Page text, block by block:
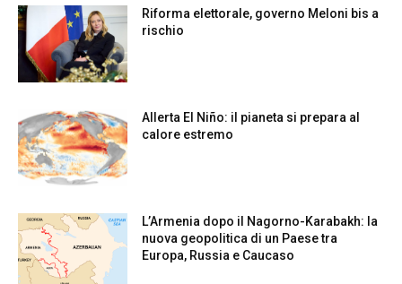
Riforma elettorale, governo Meloni bis a
rischio
Allerta El Niño: il pianeta si prepara al
calore estremo
L’Armenia dopo il Nagorno-Karabakh: la
nuova geopolitica di un Paese tra
Europa, Russia e Caucaso